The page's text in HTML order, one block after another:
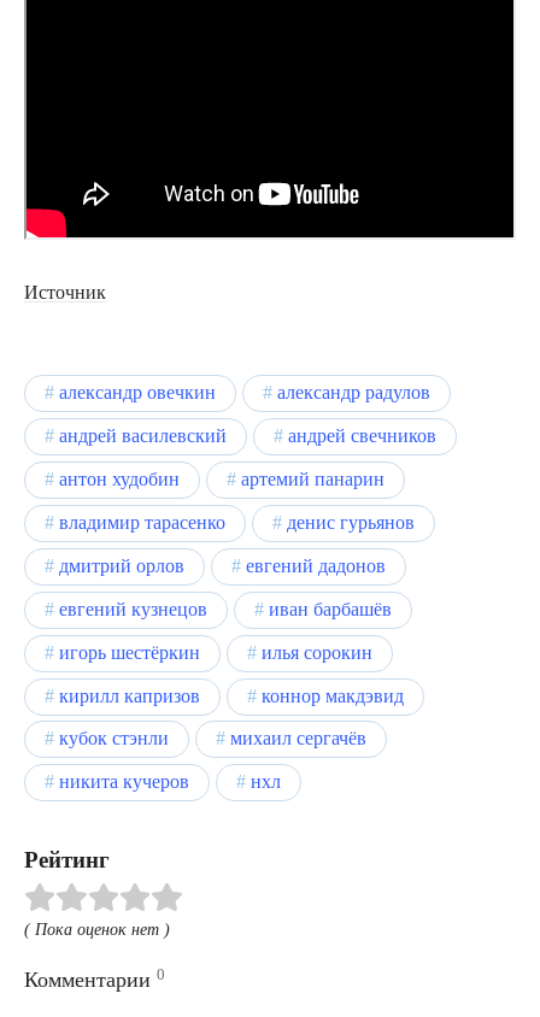
Источник
александр овечкин
александр радулов
андрей василевский
андрей свечников
антон худобин
артемий панарин
владимир тарасенко
денис гурьянов
дмитрий орлов
евгений дадонов
евгений кузнецов
иван барбашёв
игорь шестёркин
илья сорокин
кирилл капризов
коннор макдэвид
кубок стэнли
михаил сергачёв
никита кучеров
нхл
Рейтинг
( Пока оценок нет )
Комментарии 0